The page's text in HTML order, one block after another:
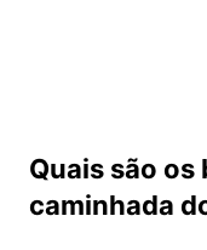
Quais são
caminhada